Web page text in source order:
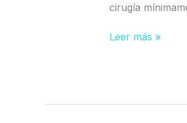
cirugía
Leer más »